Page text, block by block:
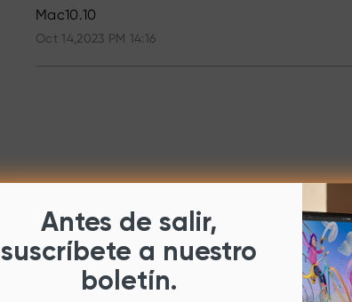
Mac10.10
Oct 14,2023 PM 14:16
Antes de salir,
suscríbete a nuestro
boletín.